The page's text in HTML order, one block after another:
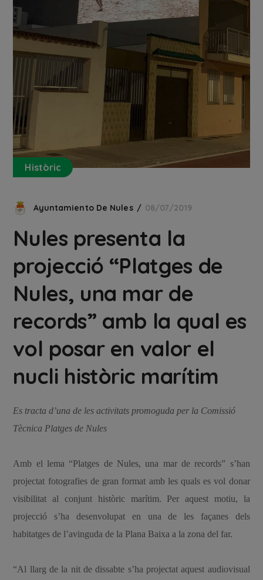
Històric
Ayuntamiento De Nules 08/07/2019
Nules presenta la
projecció “Platges de
Nules, una mar de
records” amb la qual es
vol posar en valor el
nucli històric marítim
Es tracta d’una de les activitats promoguda per la Comissió
Tècnica Platges de Nules
Amb el lema “Platges de Nules, una mar de records” s’han
projectat fotografies de gran format amb les quals es vol donar
visibilitat al conjunt històric marítim. Per aquest motiu, la
projecció s’ha desenvolupat en una de les façanes dels
habitatges de l’avinguda de la Plana Baixa a la zona del far.
“Al llarg de la nit de dissabte s’ha projectat aquest audiovisual